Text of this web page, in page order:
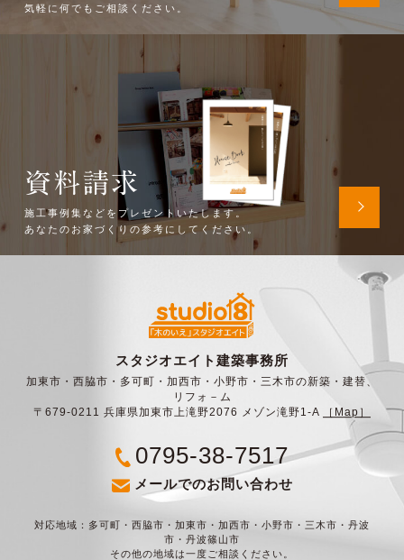
気軽に何でもご相談ください。
資料請求
施工事例集などをプレゼントいたします。
あなたのお家づくりの参考にしてください。
スタジオエイト建築事務所
加東市・西脇市・多可町・加西市・小野市・三木市の新築・建替、
リフォ－ム
〒679-0211 兵庫県加東市上滝野2076 メゾン滝野1-A
［Map］
0795-38-7517
メールでのお問い合わせ
対応地域：多可町・西脇市・加東市・加西市・小野市・三木市・丹波
市・丹波篠山市
その他の地域は一度ご相談ください。